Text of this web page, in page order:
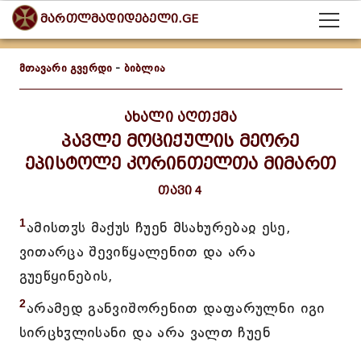
მართლმადიდებელი.GE
მთავარი გვერდი - ბიბლია
ახალი აღთქმა
პავლე მოციქულის მეორე
ეპისტოლე კორინთელთა მიმართ
თავი 4
1ამისთჳს მაქუს ჩუენ მსახურებაჲ ესე,
ვითარცა შევიწყალენით და არა
გუეწყინების,
2არამედ განვიშორენით დაფარულნი იგი
სირცხჳლისანი და არა ვალთ ჩუენ